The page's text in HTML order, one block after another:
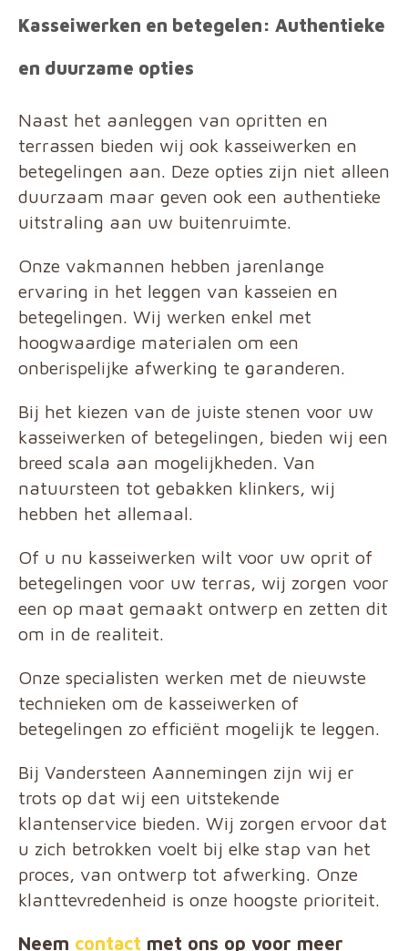
Kasseiwerken en betegelen: Authentieke
en duurzame opties
Naast het aanleggen van opritten en
terrassen bieden wij ook kasseiwerken en
betegelingen aan. Deze opties zijn niet alleen
duurzaam maar geven ook een authentieke
uitstraling aan uw buitenruimte.
Onze vakmannen hebben jarenlange
ervaring in het leggen van kasseien en
betegelingen. Wij werken enkel met
hoogwaardige materialen om een
onberispelijke afwerking te garanderen.
Bij het kiezen van de juiste stenen voor uw
kasseiwerken of betegelingen, bieden wij een
breed scala aan mogelijkheden. Van
natuursteen tot gebakken klinkers, wij
hebben het allemaal.
Of u nu kasseiwerken wilt voor uw oprit of
betegelingen voor uw terras, wij zorgen voor
een op maat gemaakt ontwerp en zetten dit
om in de realiteit.
Onze specialisten werken met de nieuwste
technieken om de kasseiwerken of
betegelingen zo efficiënt mogelijk te leggen.
Bij Vandersteen Aannemingen zijn wij er
trots op dat wij een uitstekende
klantenservice bieden. Wij zorgen ervoor dat
u zich betrokken voelt bij elke stap van het
proces, van ontwerp tot afwerking. Onze
klanttevredenheid is onze hoogste prioriteit.
Neem contact met ons op voor meer